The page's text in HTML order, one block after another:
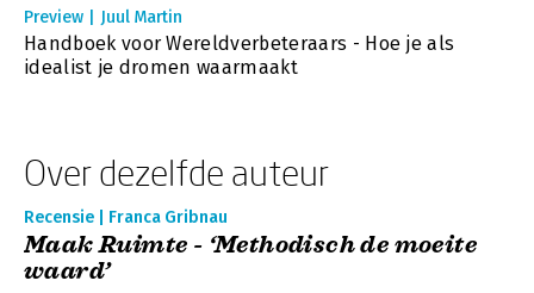
Preview | Juul Martin
Handboek voor Wereldverbeteraars - Hoe je als
idealist je dromen waarmaakt
Over dezelfde auteur
Recensie | Franca Gribnau
Maak Ruimte - ‘Methodisch de moeite
waard’